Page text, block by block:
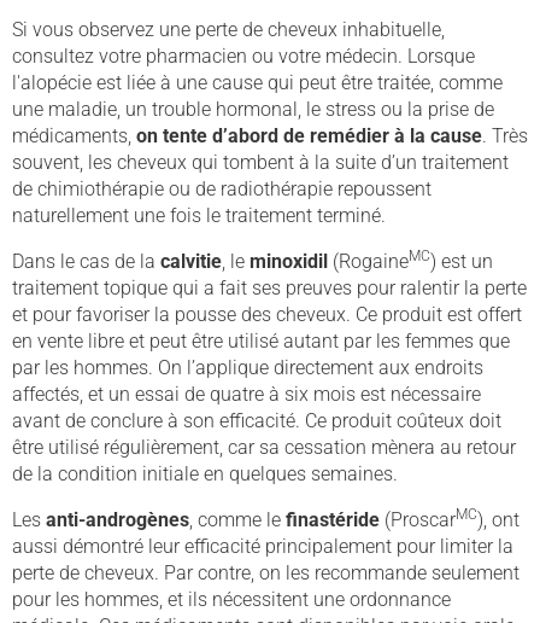
Si vous observez une perte de cheveux inhabituelle,
consultez votre pharmacien ou votre médecin. Lorsque
l'alopécie est liée à une cause qui peut être traitée, comme
une maladie, un trouble hormonal, le stress ou la prise de
médicaments, on tente d’abord de remédier à la cause. Très
souvent, les cheveux qui tombent à la suite d’un traitement
de chimiothérapie ou de radiothérapie repoussent
naturellement une fois le traitement terminé.
Dans le cas de la calvitie, le minoxidil (RogaineMC) est un
traitement topique qui a fait ses preuves pour ralentir la perte
et pour favoriser la pousse des cheveux. Ce produit est offert
en vente libre et peut être utilisé autant par les femmes que
par les hommes. On l’applique directement aux endroits
affectés, et un essai de quatre à six mois est nécessaire
avant de conclure à son efficacité. Ce produit coûteux doit
être utilisé régulièrement, car sa cessation mènera au retour
de la condition initiale en quelques semaines.
Les anti-androgènes, comme le finastéride (ProscarMC), ont
aussi démontré leur efficacité principalement pour limiter la
perte de cheveux. Par contre, on les recommande seulement
pour les hommes, et ils nécessitent une ordonnance